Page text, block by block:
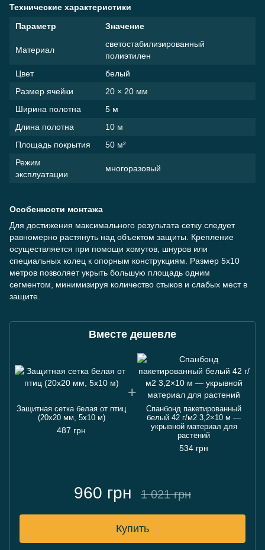
Технические характеристики
Параметр
Значение
Материал
светостабилизированный
полиэтилен
Цвет
белый
Размер ячейки
20 × 20 мм
Ширина полотна
5 м
Длина полотна
10 м
Площадь покрытия
50 м²
Режим
эксплуатации
многоразовый
Особенности монтажа
Для достижения максимального результата сетку следует
равномерно растянуть над объектом защиты. Крепление
осуществляется при помощи хомутов, шнуров или
специальных колец к опорным конструкциям. Размер 5х10
метров позволяет укрыть большую площадь одним
сегментом, минимизируя количество стыков и слабых мест в
защите.
Вместе дешевле
Защитная сетка белая от птиц
(20х20 мм, 5х10 м)
487 грн
Спанбонд пакетированный
белый 42 г/м2 3,2×10 м —
укрывной материал для
растений
534 грн
960 грн 1 021 грн
Купить